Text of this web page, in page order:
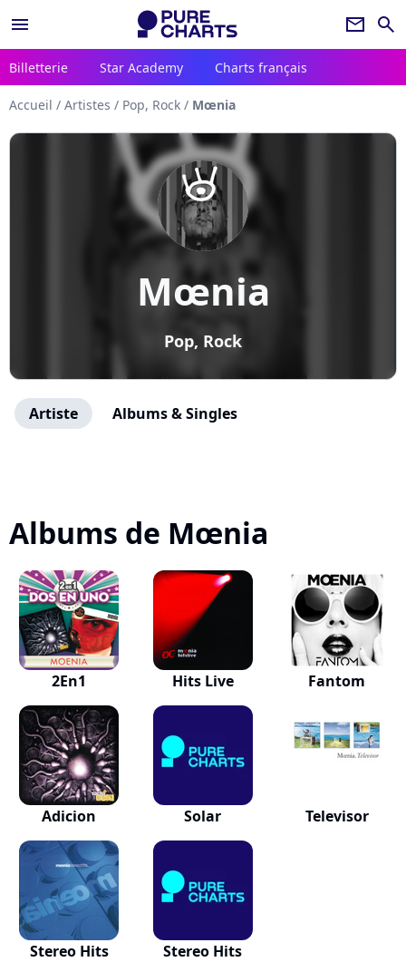
menu newsletter search
Billetterie Star Academy Charts français
Accueil / Artistes / Pop, Rock / Mœnia
Mœnia
Pop, Rock
Artiste Albums & Singles
Albums de Mœnia
2En1 Hits Live Fantom
Adicion Solar Televisor
Stereo Hits Stereo Hits